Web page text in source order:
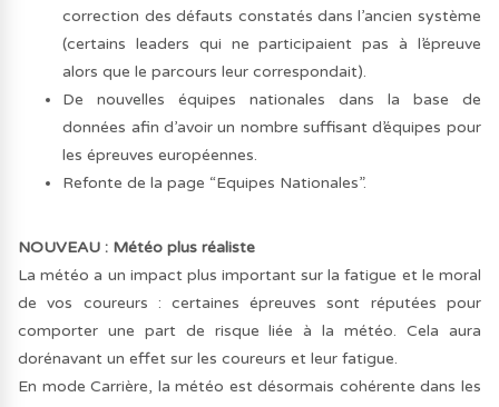
correction des défauts constatés dans l’ancien système
(certains leaders qui ne participaient pas à l’épreuve
alors que le parcours leur correspondait).
De nouvelles équipes nationales dans la base de
données afin d’avoir un nombre suffisant d’équipes pour
les épreuves européennes.
Refonte de la page “Equipes Nationales”.
NOUVEAU : Météo plus réaliste
La météo a un impact plus important sur la fatigue et le moral
de vos coureurs : certaines épreuves sont réputées pour
comporter une part de risque liée à la météo. Cela aura
dorénavant un effet sur les coureurs et leur fatigue.
En mode Carrière, la météo est désormais cohérente dans les